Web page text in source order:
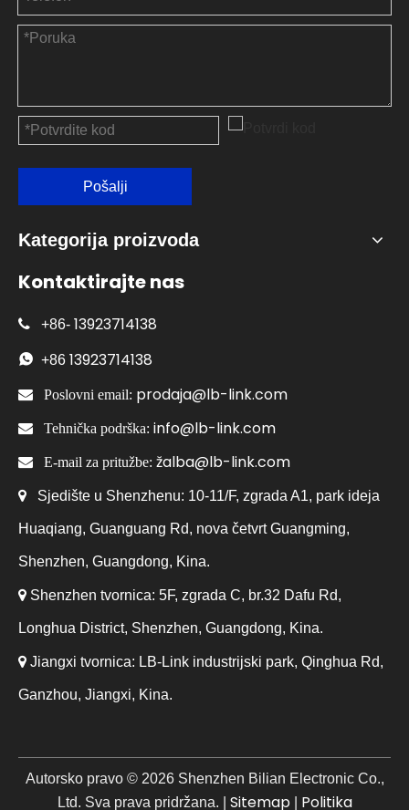
Pošalji
Kategorija proizvoda
Kontaktirajte nas
 +86- 13923714138
 +86 13923714138
 Poslovni email: prodaja@lb-link.com
 Tehnička podrška: info@lb-link.com
 E-mail za pritužbe: žalba@lb-link.com
 Sjedište u Shenzhenu: 10-11/F, zgrada A1, park ideja
Huaqiang, Guanguang Rd, nova četvrt Guangming,
Shenzhen, Guangdong, Kina.
 Shenzhen tvornica: 5F, zgrada C, br.32 Dafu Rd,
Longhua District, Shenzhen, Guangdong, Kina.
 Jiangxi tvornica: LB-Link industrijski park, Qinghua Rd,
Ganzhou, Jiangxi, Kina.
Autorsko pravo © 2026Shenzhen Bilian Electronic Co.,
Ltd. Sva prava pridržana. | Sitemap| Politika